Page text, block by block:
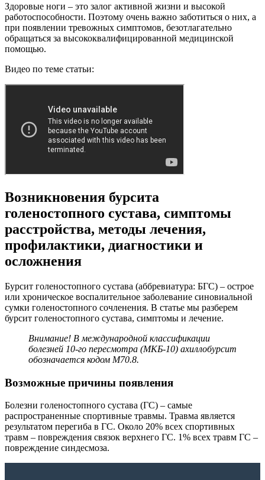
Здоровые ноги – это залог активной жизни и высокой
работоспособности. Поэтому очень важно заботиться о них, а
при появлении тревожных симптомов, безотлагательно
обращаться за высококвалифицированной медицинской
помощью.
Видео по теме статьи:
Возникновения бурсита
голеностопного сустава, симптомы
расстройства, методы лечения,
профилактики, диагностики и
осложнения
Бурсит голеностопного сустава (аббревиатура: БГС) – острое
или хроническое воспалительное заболевание синовиальной
сумки голеностопного сочленения. В статье мы разберем
бурсит голеностопного сустава, симптомы и лечение.
Внимание! В международной классификации
болезней 10-го пересмотра (МКБ-10) ахиллобурсит
обозначается кодом M70.8.
Возможные причины появления
Болезни голеностопного сустава (ГС) – самые
распространенные спортивные травмы. Травма является
результатом перегиба в ГС. Около 20% всех спортивных
травм – повреждения связок верхнего ГС. 1% всех травм ГС –
повреждение синдесмоза.